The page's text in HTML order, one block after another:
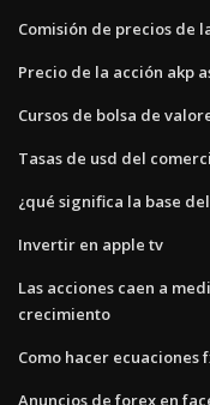
Comisión de precios de
Precio de la acción akp
Cursos de bolsa de
Tasas de usd del
¿qué significa la base
Invertir en apple tv
Las acciones caen a
crecimiento
Como hacer ecuaciones
Anuncios de forex en